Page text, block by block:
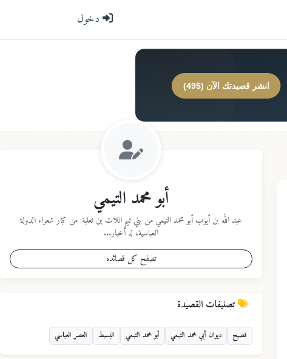
دخول
انشر قصيدتك الآن ($49)
أبو محمد التيمي
عبد الله بن أيوب أبو محمد التيمي من بني تيم اللات بن ثعلبة: من كبار شعراء الدولة
العباسية، له أخبار...
تصفح كل قصائده
تصنيفات القصيدة
فصيح ديوان أبي محمد التيمي أبو محمد التيمي البسيط العصر العباسي